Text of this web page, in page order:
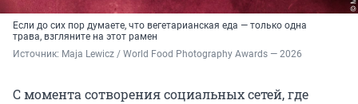
Если до сих пор думаете, что вегетарианская еда — только одна
трава, взгляните на этот рамен
Источник: Maja Lewicz / World Food Photography Awards — 2026
С момента сотворения социальных сетей, где